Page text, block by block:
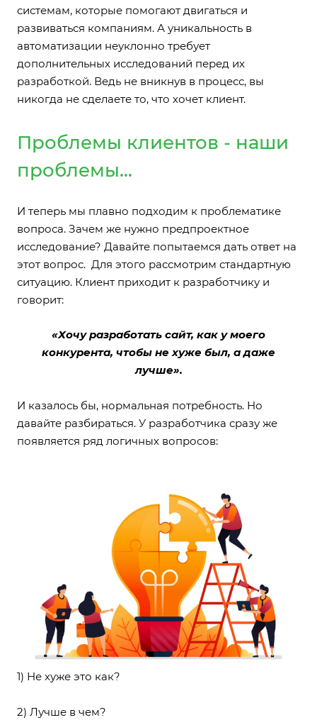
системам, которые помогают двигаться и
развиваться компаниям. А уникальность в
автоматизации неуклонно требует
дополнительных исследований перед их
разработкой. Ведь не вникнув в процесс, вы
никогда не сделаете то, что хочет клиент.
Проблемы клиентов - наши
проблемы...
И теперь мы плавно подходим к проблематике
вопроса. Зачем же нужно предпроектное
исследование? Давайте попытаемся дать ответ на
этот вопрос. Для этого рассмотрим стандартную
ситуацию. Клиент приходит к разработчику и
говорит:
«Хочу разработать сайт, как у моего
конкурента, чтобы не хуже был, а даже
лучше».
И казалось бы, нормальная потребность. Но
давайте разбираться. У разработчика сразу же
появляется ряд логичных вопросов:
1) Не хуже это как?
2) Лучше в чем?